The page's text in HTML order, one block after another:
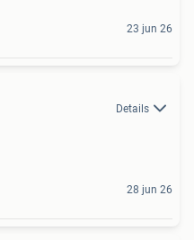
23 jun 26
Details
28 jun 26